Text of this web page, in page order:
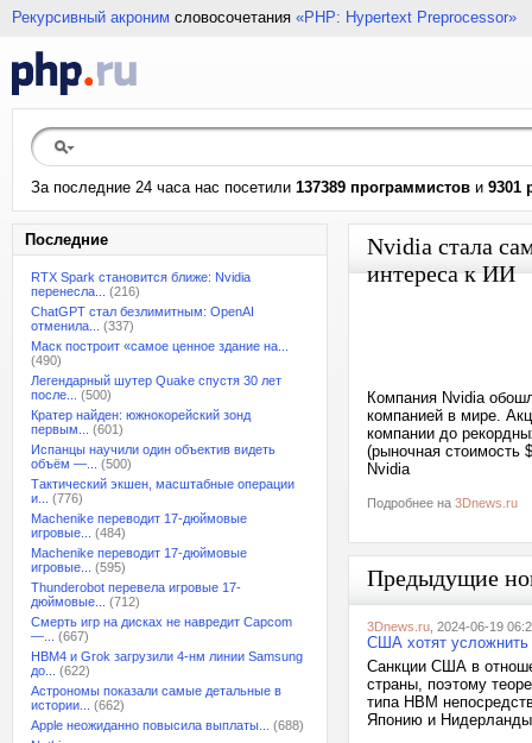
Рекурсивный акроним словосочетания «PHP: Hypertext Preprocessor»
За последние 24 часа нас посетили 137389 программистов и 9301
Последние
RTX Spark становится ближе: Nvidia
перенесла...
(216)
ChatGPT стал безлимитным: OpenAI
отменила...
(337)
Маск построит «самое ценное здание на...
(490)
Легендарный шутер Quake спустя 30 лет
после...
(500)
Кратер найден: южнокорейский зонд
первым...
(601)
Испанцы научили один объектив видеть
объём —...
(500)
Тактический экшен, масштабные операции
и...
(776)
Machenike переводит 17-дюймовые
игровые...
(484)
Machenike переводит 17-дюймовые
игровые...
(595)
Thunderobot перевела игровые 17-
дюймовые...
(712)
Смерть игр на дисках не навредит Capcom
—...
(667)
HBM4 и Grok загрузили 4-нм линии Samsung
до...
(622)
Астрономы показали самые детальные в
истории...
(662)
Apple неожиданно повысила выплаты...
(688)
Nvidia стала
интереса к ИИ
Компания Nvidia
компанией в мире.
компании до
(рыночная стоимость
Nvidia
Подробнее на 3Dnews.ru
Предыдущие
3Dnews.ru , 2024-06-19
США хотят усложнить
Санкции США в
страны, поэтому
типа HBM
Японию и Нидерланды